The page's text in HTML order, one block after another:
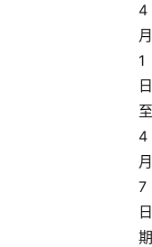
4
月
1
日
至
4
月
7
日
期